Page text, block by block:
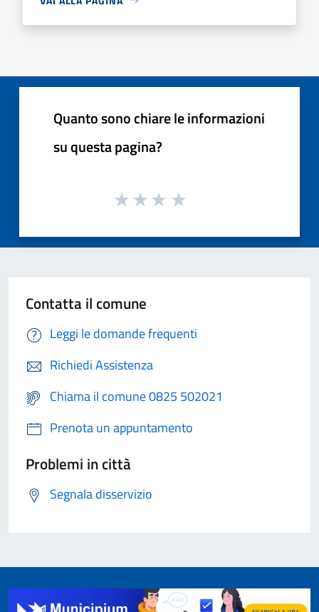
Quanto sono chiare le informazioni
su questa pagina?
Contatta il comune
Leggi le domande frequenti
Richiedi Assistenza
Chiama il comune 0825 502021
Prenota un appuntamento
Problemi in città
Segnala disservizio